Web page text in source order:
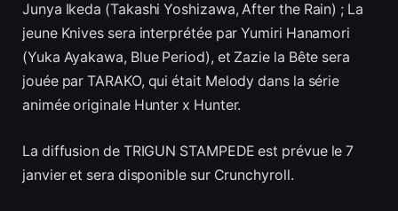
Junya Ikeda (Takashi Yoshizawa, After the Rain) ; La
jeune Knives sera interprétée par Yumiri Hanamori
(Yuka Ayakawa, Blue Period), et Zazie la Bête sera
jouée par TARAKO, qui était Melody dans la série
animée originale Hunter x Hunter.
La diffusion de TRIGUN STAMPEDE est prévue le 7
janvier et sera disponible sur Crunchyroll.